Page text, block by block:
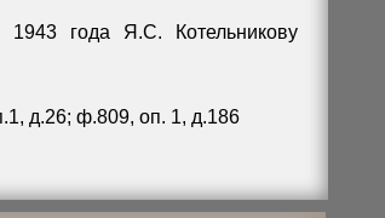
года Я.С. Котельникову
д.26; ф.809, оп. 1, д.186